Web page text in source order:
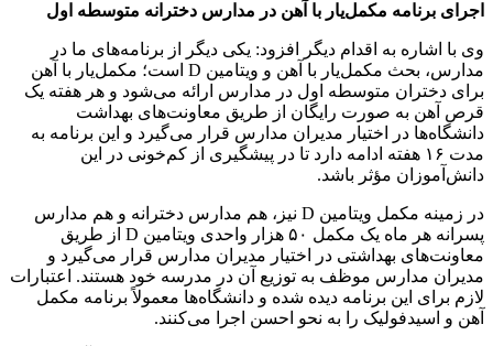
اجرای برنامه مکمل‌یار با آهن در مدارس دخترانه متوسطه اول
وی با اشاره به اقدام دیگر افزود: یکی دیگر از برنامه‌های ما در
مدارس، بحث مکمل‌یار با آهن و ویتامین D است؛ مکمل‌یار با آهن
برای دختران متوسطه اول در مدارس ارائه می‌شود و هر هفته یک
قرص آهن به صورت رایگان از طریق معاونت‌های بهداشت
دانشگاه‌ها در اختیار مدیران مدارس قرار می‌گیرد و این برنامه به
مدت ۱۶ هفته ادامه دارد تا در پیشگیری از کم‌خونی در این
دانش‌آموزان مؤثر باشد.
در زمینه مکمل ویتامین D نیز، هم مدارس دخترانه و هم مدارس
پسرانه هر ماه یک مکمل ۵۰ هزار واحدی ویتامین D از طریق
معاونت‌های بهداشتی در اختیار مدیران مدارس قرار می‌گیرد و
مدیران مدارس موظف به توزیع آن در مدرسه خود هستند. اعتبارات
لازم برای این برنامه دیده شده و دانشگاه‌ها معمولاً برنامه مکمل
آهن و اسیدفولیک را به نحو احسن اجرا می‌کنند.